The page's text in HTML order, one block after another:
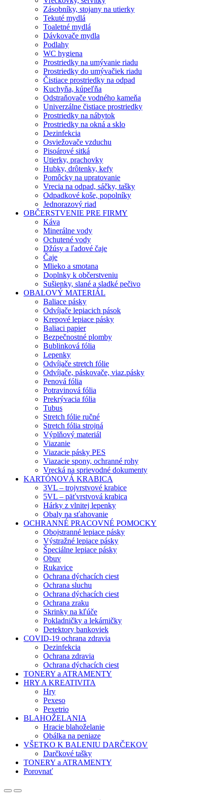
Zásobníky, stojany na utierky
Tekuté mydlá
Toaletné mydlá
Dávkovače mydla
Podlahy
WC hygiena
Prostriedky na umývanie riadu
Prostriedky do umývačiek riadu
Čistiace prostriedky na odpad
Kuchyňa, kúpeľňa
Odstraňovače vodného kameňa
Univerzálne čistiace prostriedky
Prostriedky na nábytok
Prostriedky na okná a sklo
Dezinfekcia
Osviežovače vzduchu
Pisoárové sitká
Utierky, prachovky
Hubky, drôtenky, kefy
Pomôcky na upratovanie
Vrecia na odpad, sáčky, tašky
Odpadkové koše, popolníky
Jednorazový riad
OBČERSTVENIE PRE FIRMY
Káva
Minerálne vody
Ochutené vody
Džúsy a ľadové čaje
Čaje
Mlieko a smotana
Doplnky k občerstveniu
Sušienky, slané a sladké pečivo
OBALOVÝ MATERIÁL
Baliace pásky
Odvíjače lepiacich pások
Krepové lepiace pásky
Baliaci papier
Bezpečnostné plomby
Bublinková fólia
Lepenky
Odvíjače stretch fólie
Odvíjače, páskovače, viaz.pásky
Penová fólia
Potravinová fólia
Prekrývacia fólia
Tubus
Stretch fólie ručné
Stretch fólia strojná
Výplňový materiál
Viazanie
Viazacie pásky PES
Viazacie spony, ochranné rohy
Vrecká na sprievodné dokumenty
KARTÓNOVÁ KRABICA
3VL – trojvrstvové krabice
5VL – päťvrstvová krabica
Hárky z vlnitej lepenky
Obaly na sťahovanie
OCHRANNÉ PRACOVNÉ POMOCKY
Obojstranné lepiace pásky
Výstražné lepiace pásky
Špeciálne lepiace pásky
Obuv
Rukavice
Ochrana dýchacích ciest
Ochrana sluchu
Ochrana dýchacích ciest
Ochrana zraku
Skrinky na kľúče
Pokladničky a lekárničky
Detektory bankoviek
COVID-19 ochrana zdravia
Dezinfekcia
Ochrana zdravia
Ochrana dýchacích ciest
TONERY a ATRAMENTY
HRY A KREATIVITA
Hry
Pexeso
Pexetrio
BLAHOŽELANIA
Hracie blahoželanie
Obálka na peniaze
VŠETKO K BALENIU DARČEKOV
Darčkové tašky
TONERY a ATRAMENTY
Porovnať
OpenClose